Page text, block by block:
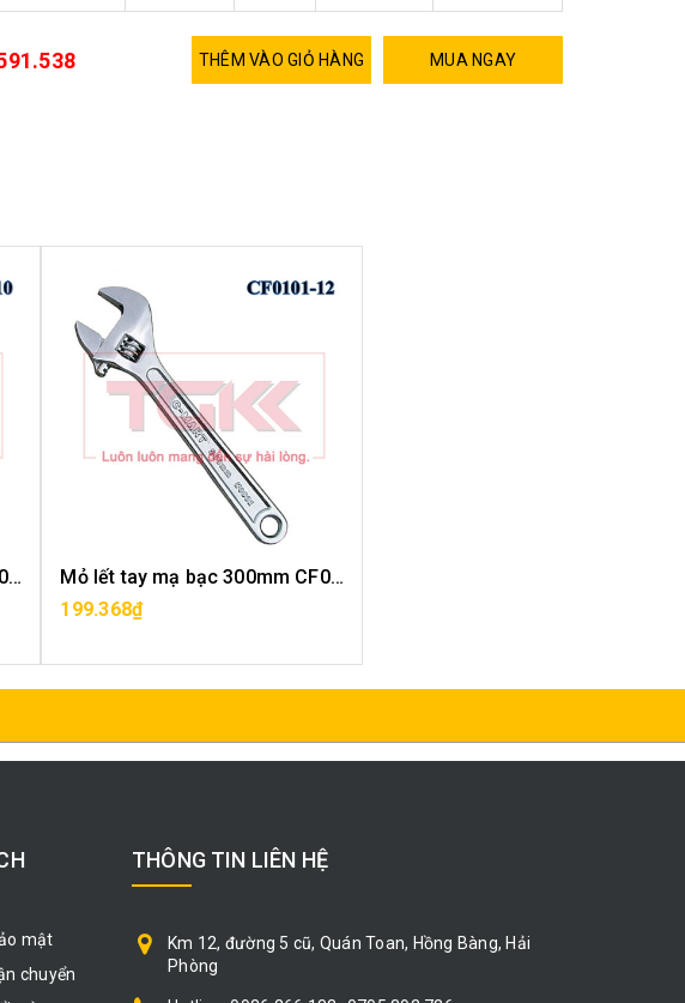
MUA NGAY
THÊM VÀO GIỎ HÀNG
Mỏ lết tay mạ bạc 250mm CF0101-10
Mỏ lết tay mạ bạc 300mm CF0101-12
199.368₫
mật
chuyển
THÔNG TIN LIÊN HỆ
Km 12, đường 5 cũ, Quán Toan, Hồng Bàng, Hải
Phòng